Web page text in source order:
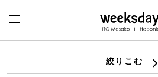
絞りこむ